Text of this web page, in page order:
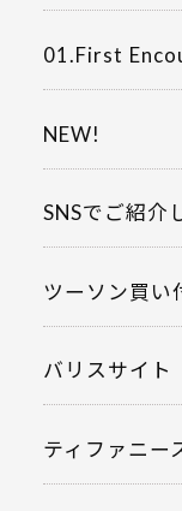
01.First
NEW!
SNSでご紹介
ツーソン買い
バリスサイト
ティファニー